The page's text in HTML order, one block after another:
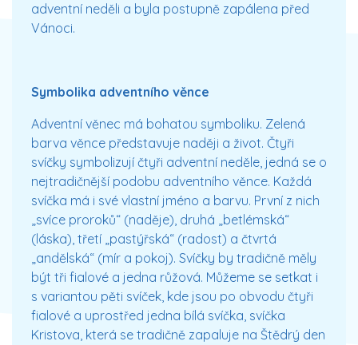
adventní neděli a byla postupně zapálena před
Vánoci.
Symbolika adventního věnce
Adventní věnec má bohatou symboliku. Zelená
barva věnce představuje naději a život. Čtyři
svíčky symbolizují čtyři adventní neděle, jedná se o
nejtradičnější podobu adventního věnce. Každá
svíčka má i své vlastní jméno a barvu. První z nich
„svíce proroků“ (naděje), druhá „betlémská“
(láska), třetí „pastýřská“ (radost) a čtvrtá
„andělská“ (mír a pokoj). Svíčky by tradičně měly
být tři fialové a jedna růžová. Můžeme se setkat i
s variantou pěti svíček, kde jsou po obvodu čtyři
fialové a uprostřed jedna bílá svíčka, svíčka
Kristova, která se tradičně zapaluje na Štědrý den